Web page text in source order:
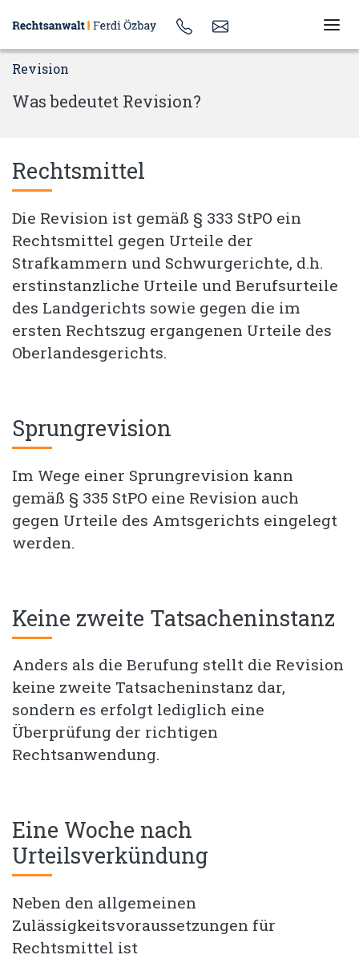
Revision
Was bedeutet Revision?
Rechtsmittel
Die Revision ist gemäß § 333 StPO ein
Rechtsmittel gegen Urteile der
Strafkammern und Schwurgerichte, d.h.
erstinstanzliche Urteile und Berufsurteile
des Landgerichts sowie gegen die im
ersten Rechtszug ergangenen Urteile des
Oberlandesgerichts.
Sprungrevision
Im Wege einer Sprungrevision kann
gemäß § 335 StPO eine Revision auch
gegen Urteile des Amtsgerichts eingelegt
werden.
Keine zweite Tatsacheninstanz
Anders als die Berufung stellt die Revision
keine zweite Tatsacheninstanz dar,
sondern es erfolgt lediglich eine
Überprüfung der richtigen
Rechtsanwendung.
Eine Woche nach
Urteilsverkündung
Neben den allgemeinen
Zulässigkeitsvoraussetzungen für
Rechtsmittel ist